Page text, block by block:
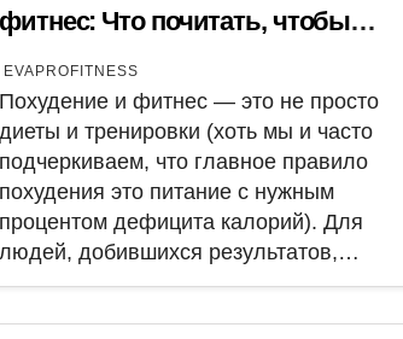
фитнес: Что почитать, чтобы
вдохновиться и начать
приводить себя в форму. Часть
1.
EVAPROFITNESS
Похудение и фитнес — это не просто
диеты и тренировки (хоть мы и часто
подчеркиваем, что главное правило
похудения это питание с нужным
процентом дефицита калорий). Для
людей, добившихся результатов,…